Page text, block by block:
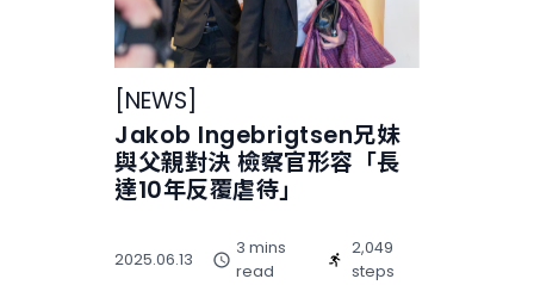
NEWS
Jakob Ingebrigtsen兄妹
與父親對決 檢察官形容「長
達10年反覆虐待」
2025.06.13
3 mins
read
2,049
steps